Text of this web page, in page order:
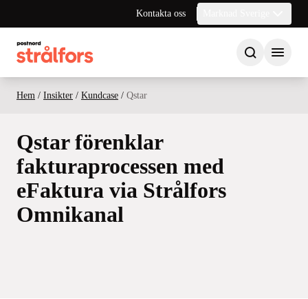
Kontakta oss
Hem / Insikter / Kundcase / Qstar
Qstar förenklar
fakturaprocessen med
eFaktura via Strålfors
Omnikanal